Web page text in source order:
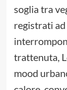
soglia tra
registrati ad
trattenuta,
mood